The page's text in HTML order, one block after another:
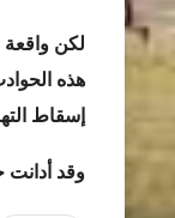
لكن
إسقاط
وقد أدانت